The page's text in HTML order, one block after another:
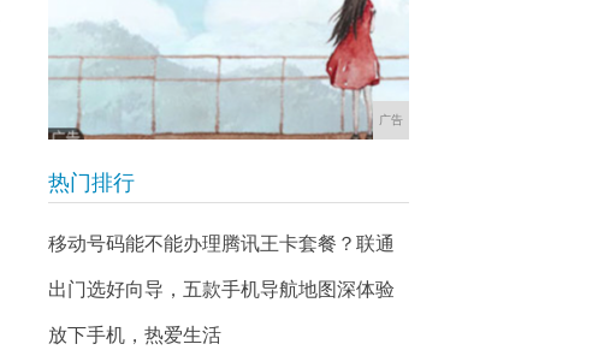
广告
热门排行
移动号码能不能办理腾讯王卡套餐？联通
出门选好向导，五款手机导航地图深体验
放下手机，热爱生活